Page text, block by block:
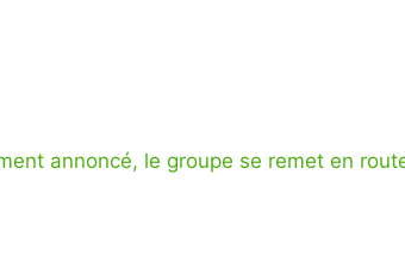
annoncé, le groupe se remet en